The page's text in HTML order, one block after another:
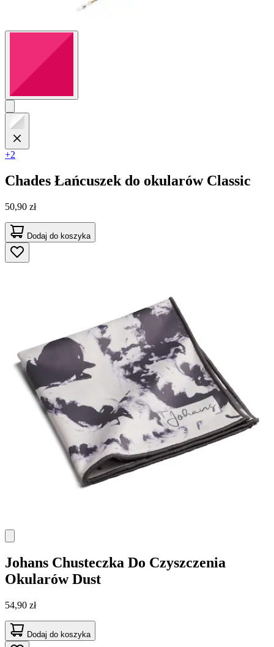
+2
Chades Łańcuszek do okularów Classic
50,90 zł
Dodaj do koszyka
Johans Chusteczka Do Czyszczenia
Okularów Dust
54,90 zł
Dodaj do koszyka